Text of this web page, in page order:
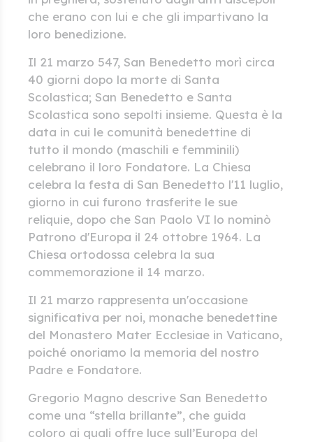
che erano con lui e che gli impartivano la
loro benedizione.
Il 21 marzo 547, San Benedetto morì circa
40 giorni dopo la morte di Santa
Scolastica; San Benedetto e Santa
Scolastica sono sepolti insieme. Questa è la
data in cui le comunità benedettine di
tutto il mondo (maschili e femminili)
celebrano il loro Fondatore. La Chiesa
celebra la festa di San Benedetto l'11 luglio,
giorno in cui furono trasferite le sue
reliquie, dopo che San Paolo VI lo nominò
Patrono d'Europa il 24 ottobre 1964. La
Chiesa ortodossa celebra la sua
commemorazione il 14 marzo.
Il 21 marzo rappresenta un'occasione
significativa per noi, monache benedettine
del Monastero Mater Ecclesiae in Vaticano,
poiché onoriamo la memoria del nostro
Padre e Fondatore.
Gregorio Magno descrive San Benedetto
come una “stella brillante”, che guida
coloro ai quali offre luce sull’Europa del